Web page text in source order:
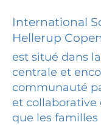
International
Hellerup
est situé dans
centrale et
communauté
et
que les